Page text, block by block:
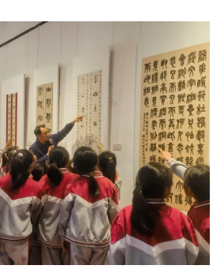
体制改革
品牌活动 紫艺舞台
精神文明
文明实践
文明培育
先进典型
社会宣传
爱国主义教育
全民国防教育
色资源保护利